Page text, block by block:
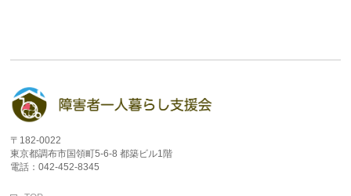
〒182-0022
東京都調布市国領町5-6-8 都築ビル1階
電話：042-452-8345